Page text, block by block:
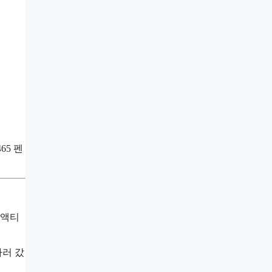
펜
티
러 갔